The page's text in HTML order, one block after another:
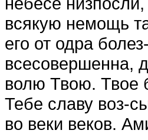
всякую немощь
его от одра
всесовершенна,
волю Твою. Твое
Тебе славу воз-
во веки веков.